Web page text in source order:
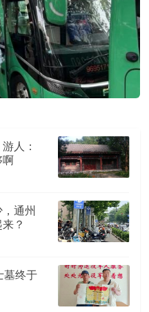
人：
啊
通州
？
墓终于